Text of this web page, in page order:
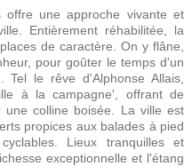
une approche vivante et
Entièrement réhabilitée, la
de caractère. On y flâne,
pour goûter le temps d'un
le rêve d'Alphonse Allais,
à la campagne', offrant de
colline boisée. La ville est
propices aux balades à pied
Lieux tranquilles et
exceptionnelle et l'étang